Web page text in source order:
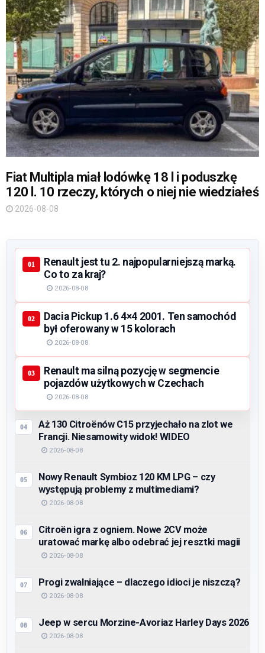
Fiat Multipla miał lodówkę 18 l i poduszkę
120 l. 10 rzeczy, których o niej nie wiedziałeś
2026-08-08
Renault jest tu 2. najpopularniejszą marką.
Co to za kraj?
2026-08-08
Dacia Pickup 1.6 4×4 2001. Ten samochód
był oferowany w 15 kolorach
2026-08-08
Renault ma silną pozycję w segmencie
pojazdów użytkowych w Czechach
2026-08-08
Aż 130 Citroënów C15 przyjechało na zlot we
Francji. Niesamowity widok! WIDEO
2026-08-08
Nowy Renault Symbioz 120 KM LPG – czy
występują problemy z multimediami?
2026-08-08
Citroën igra z ogniem. Nowe 2CV może
uratować markę albo odebrać jej resztki magii
2026-08-08
Progi zwalniające – dlaczego idioci je niszczą?
2026-08-08
Jeep w sercu Morzine-Avoriaz Harley Days 2026
2026-08-08